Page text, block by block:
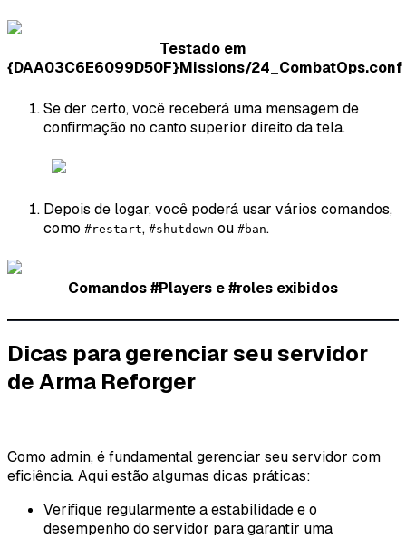
Testado em
{DAA03C6E6099D50F}Missions/24_CombatOps.conf
Se der certo, você receberá uma mensagem de
confirmação no canto superior direito da tela.
Depois de logar, você poderá usar vários comandos,
como #restart, #shutdown ou #ban.
Comandos #Players e #roles exibidos
Dicas para gerenciar seu servidor
de Arma Reforger
Como admin, é fundamental gerenciar seu servidor com
eficiência. Aqui estão algumas dicas práticas:
Verifique regularmente a estabilidade e o
desempenho do servidor para garantir uma